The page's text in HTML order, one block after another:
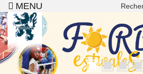
Aller au contenu principal